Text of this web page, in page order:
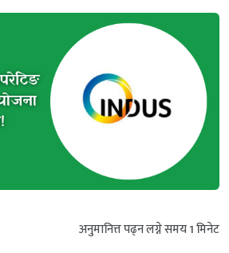
अनुमानित्त पढ्न लग्ने समय1मिनेट